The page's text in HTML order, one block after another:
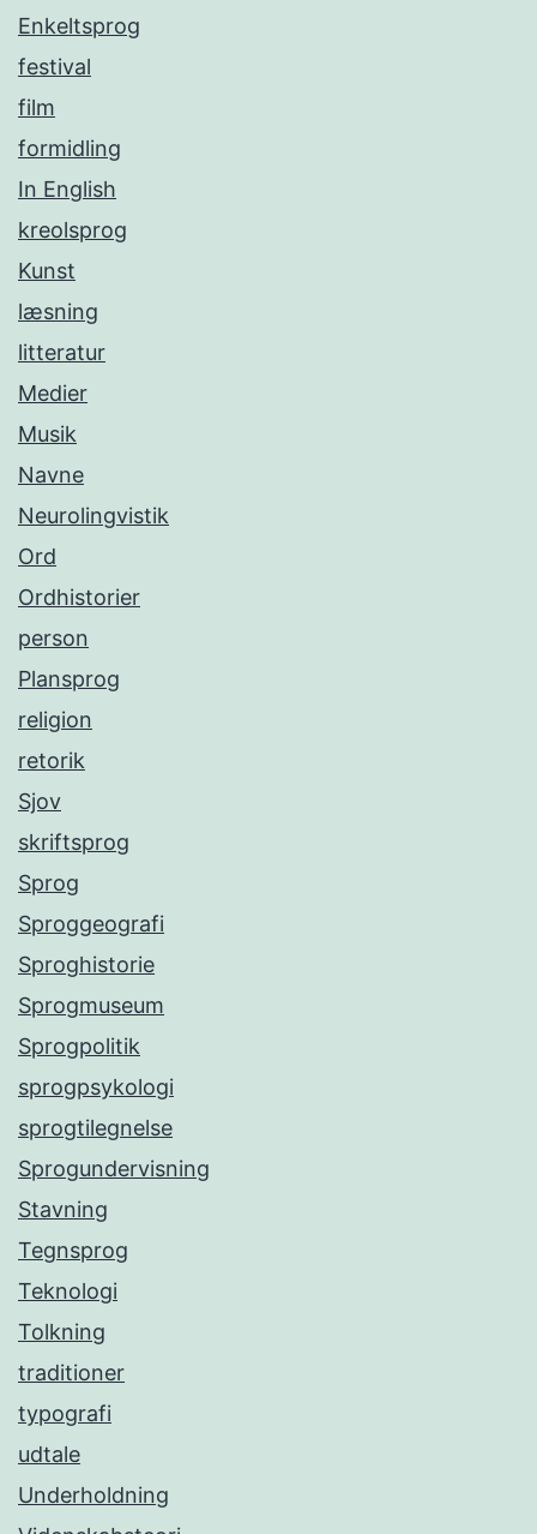
Enkeltsprog
festival
film
formidling
In English
kreolsprog
Kunst
læsning
litteratur
Medier
Musik
Navne
Neurolingvistik
Ord
Ordhistorier
person
Plansprog
religion
retorik
Sjov
skriftsprog
Sprog
Sproggeografi
Sproghistorie
Sprogmuseum
Sprogpolitik
sprogpsykologi
sprogtilegnelse
Sprogundervisning
Stavning
Tegnsprog
Teknologi
Tolkning
traditioner
typografi
udtale
Underholdning